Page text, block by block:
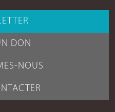
DON
NOUS